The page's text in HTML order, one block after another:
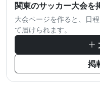
関東のサッカー大会を
大会ページを作ると、日
て届けられます。
掲